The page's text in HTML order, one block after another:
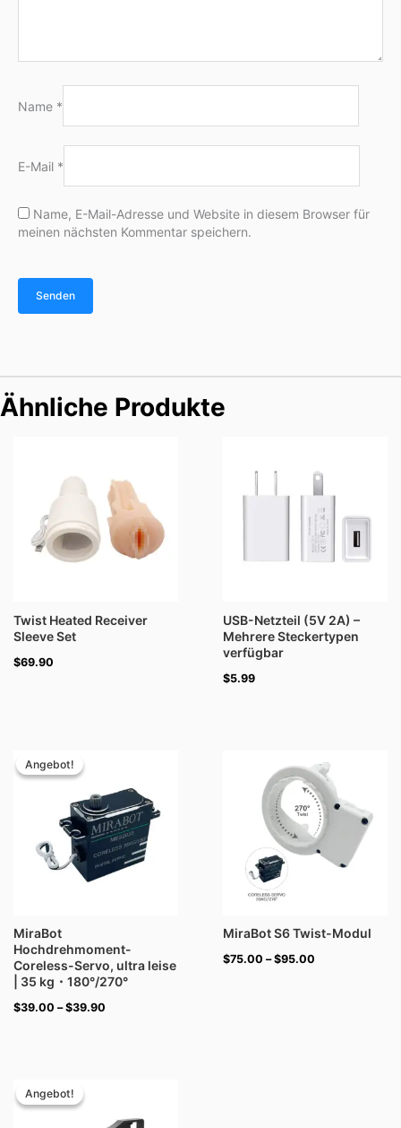
Name *
E-Mail *
Name, E-Mail-Adresse und Website in diesem Browser für
meinen nächsten Kommentar speichern.
Ähnliche Produkte
Twist Heated Receiver
Sleeve Set
$69.90
USB-Netzteil (5V 2A) –
Mehrere Steckertypen
verfügbar
$5.99
Angebot!
Angebot!
MiraBot
Hochdrehmoment-
Coreless-Servo, ultra leise
| 35 kg・180°/270°
$39.00 –$39.90
$39.90
MiraBot S6 Twist-Modul
$75.00 –$95.00
bis
$95.00
Angebot!
Angebot!
war: